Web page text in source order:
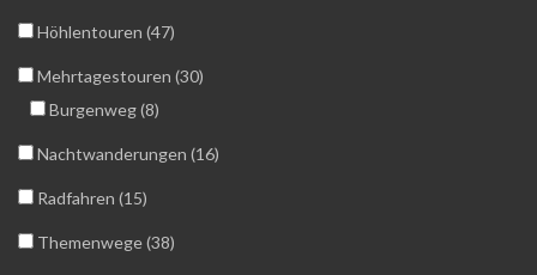
Höhlentouren (47)
Mehrtagestouren (30)
Burgenweg (8)
Nachtwanderungen (16)
Radfahren (15)
Themenwege (38)